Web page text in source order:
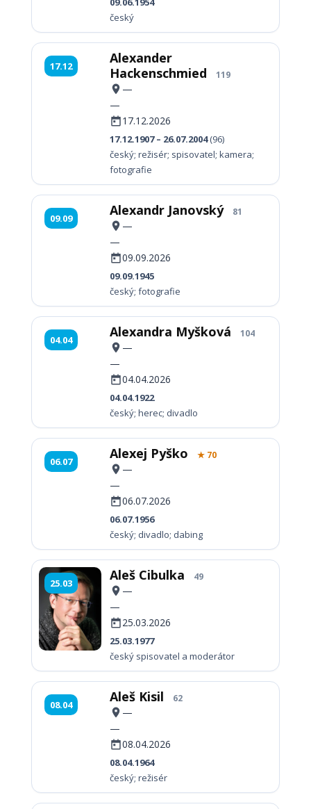
český
17.12
Alexander
Hackenschmied
119
—
—
17.12.2026
17.12.1907 – 26.07.2004(96)
český; režisér; spisovatel; kamera;
fotografie
09.09 Alexandr Janovský 81
—
—
09.09.2026
09.09.1945
český; fotografie
04.04 Alexandra Myšková 104
—
—
04.04.2026
04.04.1922
český; herec; divadlo
06.07 Alexej Pyško ★ 70
—
—
06.07.2026
06.07.1956
český; divadlo; dabing
25.03 Aleš Cibulka 49
—
—
25.03.2026
25.03.1977
český spisovatel a moderátor
08.04 Aleš Kisil 62
—
—
08.04.2026
08.04.1964
český; režisér